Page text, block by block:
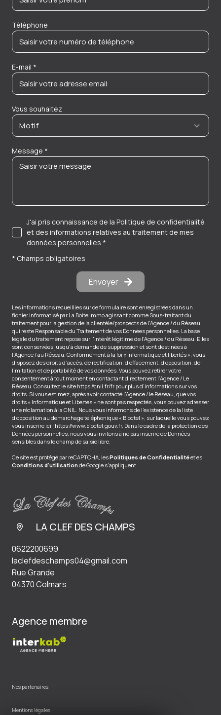
Téléphone
E-mail *
Vous souhaitez
Motif
Message *
J'ai pris connaissance de la Politique de confidentialité
et des informations relatives au traitement de mes
données personnelles *
* Champs obligatoires
Envoyer
Les informations recueillies sur ce formulaire sont enregistrées dans un
fichier informatisé par La Boite Immo agissant comme Sous-traitant du
traitement pour la gestion de la clientèle/prospects de l'Agence / du Réseau
qui reste Responsable du Traitement de vos Données personnelles. La base
légale du traitement repose sur l'intérêt légitime de l'Agence / du Réseau. Elles
sont conservées jusqu'à demande de suppression et sont destinées à
l'Agence / au Réseau. Conformément à la loi « informatique et libertés », vous
disposez des droits d’accès, de rectification, d’effacement, d’opposition, de
limitation et de portabilité de vos données. Vous pouvez retirer votre
consentement à tout moment en contactant directement l’Agence / Le
Réseau. Consultez le site https://cnil.fr/fr pour plus d’informations sur vos
droits. Si vous estimez, après avoir contacté l'Agence / le Réseau, que vos
droits « Informatique et Libertés » ne sont pas respectés, vous pouvez adresser
une réclamation à la CNIL. Nous vous informons de l’existence de la liste
d'opposition au démarchage téléphonique « Bloctel », sur laquelle vous pouvez
vous inscrire ici : https://www.bloctel.gouv.fr. Dans le cadre de la protection des
Données personnelles, nous vous invitons à ne pas inscrire de Données
sensibles dans le champ de saisie libre.
Ce site est protégé par reCAPTCHA, lesPolitiques de Confidentialitéet es
Conditions d'utilisation de Google s'appliquent.
LA CLEF DES CHAMPS
0622200699
laclefdeschamps04@gmail.com
Rue Grande
04370 Colmars
Agence membre
Nos partenaires
Mentions légales